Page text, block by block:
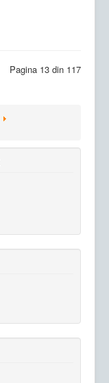
Pagina 13 din 117